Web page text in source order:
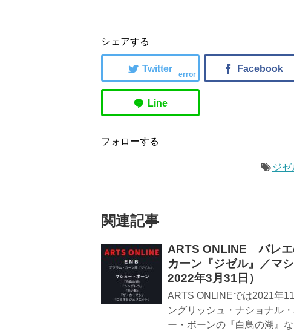
シェアする
error
フォローする
ジゼ
関連記事
ARTS ONLINE バレエ
カーン『ジゼル』／マ
2022年3月31日）
ARTS ONLINEでは2021年
ングリッシュ・ナショナル
ー・ボーンの『白鳥の湖』